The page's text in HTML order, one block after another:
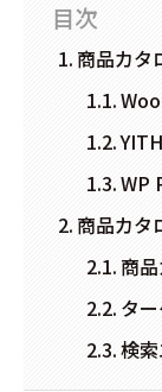
目次
商品カタ
WP
商品カタ
商
タ
検